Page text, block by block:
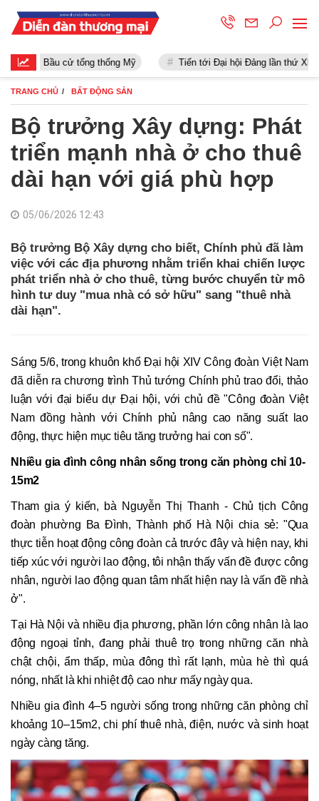
Bầu cử tổng thống Mỹ Tiến tới Đại hội Đảng lần thứ XIII
TRANG CHỦ BẤT ĐỘNG SẢN
Bộ trưởng Xây dựng: Phát
triển mạnh nhà ở cho thuê
dài hạn với giá phù hợp
05/06/2026 12:43
Bộ trưởng Bộ Xây dựng cho biết, Chính phủ đã làm
việc với các địa phương nhằm triển khai chiến lược
phát triển nhà ở cho thuê, từng bước chuyển từ mô
hình tư duy "mua nhà có sở hữu" sang "thuê nhà
dài hạn".
Sáng 5/6, trong khuôn khổ Đại hội XIV Công đoàn Việt Nam
đã diễn ra chương trình Thủ tướng Chính phủ trao đổi, thảo
luận với đại biểu dự Đại hội, với chủ đề "Công đoàn Việt
Nam đồng hành với Chính phủ nâng cao năng suất lao
động, thực hiện mục tiêu tăng trưởng hai con số".
Nhiều gia đình công nhân sống trong căn phòng chỉ 10-
15m2
Tham gia ý kiến, bà Nguyễn Thị Thanh - Chủ tịch Công
đoàn phường Ba Đình, Thành phố Hà Nội chia sẻ: "Qua
thực tiễn hoạt động công đoàn cả trước đây và hiện nay, khi
tiếp xúc với người lao động, tôi nhận thấy vấn đề được công
nhân, người lao động quan tâm nhất hiện nay là vấn đề nhà
ở".
Tại Hà Nội và nhiều địa phương, phần lớn công nhân là lao
động ngoại tỉnh, đang phải thuê trọ trong những căn nhà
chật chội, ẩm thấp, mùa đông thì rất lạnh, mùa hè thì quá
nóng, nhất là khi nhiệt độ cao như mấy ngày qua.
Nhiều gia đình 4–5 người sống trong những căn phòng chỉ
khoảng 10–15m2, chi phí thuê nhà, điện, nước và sinh hoạt
ngày càng tăng.